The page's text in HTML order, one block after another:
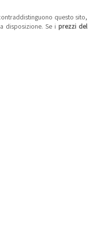
questo sito,
disposizione. Se i prezzi del